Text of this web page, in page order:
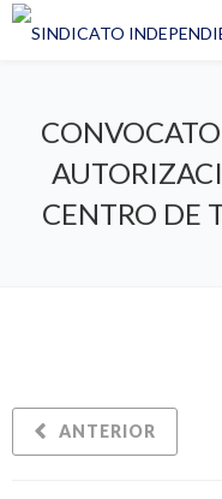
CENTRO DE
ANTERIOR